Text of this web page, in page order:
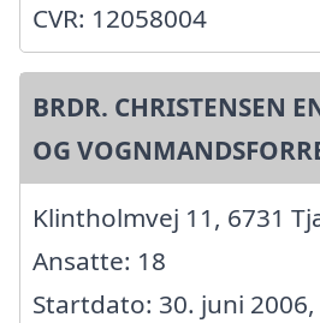
CVR: 12058004
BRDR. CHRISTENSEN
OG
Klintholmvej 11, 6731
Ansatte: 18
Startdato: 30. juni 2006,